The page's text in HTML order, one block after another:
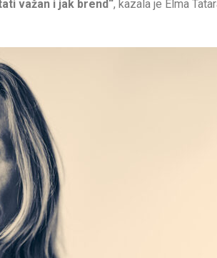
važan i jak brend“, kazala je Elma